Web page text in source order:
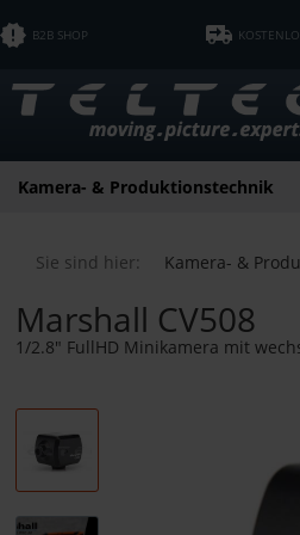
B2B SHOP
Kamera- & Produktionstechnik
Sie sind hier: Kamera- &
Marshall CV508
1/2.8" FullHD Minikamera mit